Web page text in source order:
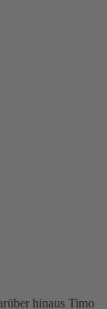
hinaus Timo